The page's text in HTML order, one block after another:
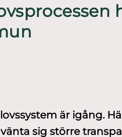
är igång.
sig större